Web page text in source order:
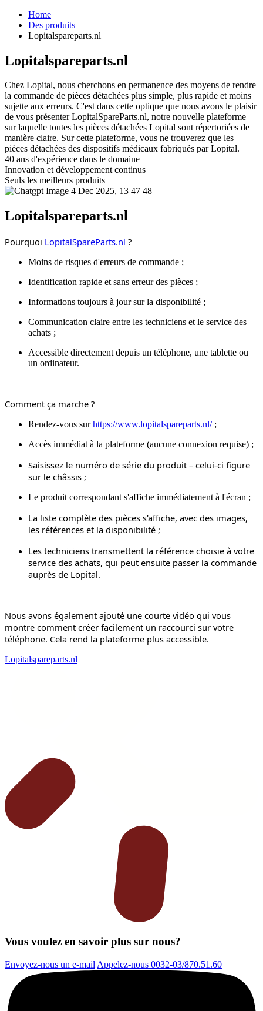
Home
Des produits
Lopitalspareparts.nl
Lopitalspareparts.nl
Chez Lopital, nous cherchons en permanence des moyens de rendre
la commande de pièces détachées plus simple, plus rapide et moins
sujette aux erreurs. C'est dans cette optique que nous avons le plaisir
de vous présenter LopitalSpareParts.nl, notre nouvelle plateforme
sur laquelle toutes les pièces détachées Lopital sont répertoriées de
manière claire. Sur cette plateforme, vous ne trouverez que les
pièces détachées des dispositifs médicaux fabriqués par Lopital.
40 ans d'expérience dans le domaine
Innovation et développement continus
Seuls les meilleurs produits
Lopitalspareparts.nl
Pourquoi LopitalSpareParts.nl ?
Moins de risques d'erreurs de commande ;
Identification rapide et sans erreur des pièces ;
Informations toujours à jour sur la disponibilité ;
Communication claire entre les techniciens et le service des
achats ;
Accessible directement depuis un téléphone, une tablette ou
un ordinateur.
Comment ça marche ?
Rendez-vous surhttps://www.lopitalspareparts.nl/;
Accès immédiat à la plateforme (aucune connexion requise) ;
Saisissez le numéro de série du produit – celui-ci figure
sur le châssis ;
Le produit correspondant s'affiche immédiatement à l'écran ;
La liste complète des pièces s'affiche, avec des images,
les références et la disponibilité ;
Les techniciens transmettent la référence choisie à votre
service des achats, qui peut ensuite passer la commande
auprès de Lopital.
Nous avons également ajouté une courte vidéo qui vous
montre comment créer facilement un raccourci sur votre
téléphone. Cela rend la plateforme plus accessible.
Lopitalspareparts.nl
Vous voulez en savoir plus sur nous?
Envoyez-nous un e-mail Appelez-nous 0032-03/870.51.60